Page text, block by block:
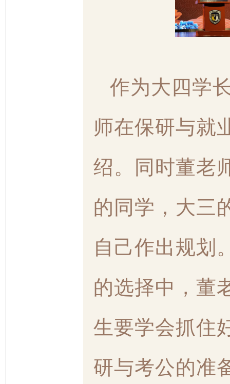
_
作为大四学
师在保研与就
绍。同时董老
的同学，大三
自己作出规划
的选择中，董
生要学会抓住
研与考公的准